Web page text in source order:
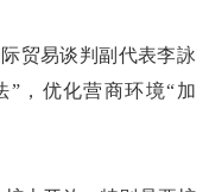
贸易谈判副代表李詠
”，优化营商环境“加